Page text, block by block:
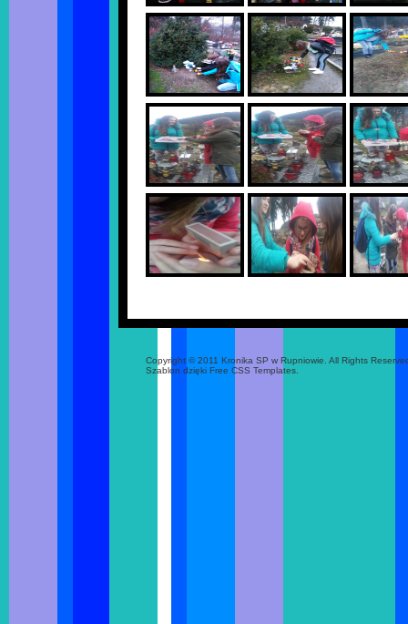
Copyright © 2011 Kronika SP w Rupniowie. All Rights
Szablon dzięki Free CSS Templates.